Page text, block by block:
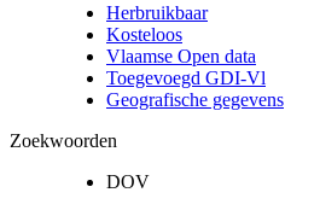
Herbruikbaar
Kosteloos
Vlaamse Open data
Toegevoegd GDI-Vl
Geografische gegevens
Zoekwoorden
DOV